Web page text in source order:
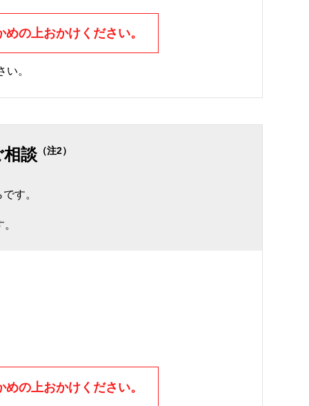
の上おかけください。
い。
談 （注2）
す。
の上おかけください。